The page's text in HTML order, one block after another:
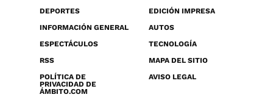
DEPORTES
EDICIÓN IMPRESA
INFORMACIÓN GENERAL
AUTOS
ESPECTÁCULOS
TECNOLOGÍA
RSS
MAPA DEL SITIO
POLÍTICA DE
PRIVACIDAD DE
ÁMBITO.COM
AVISO LEGAL